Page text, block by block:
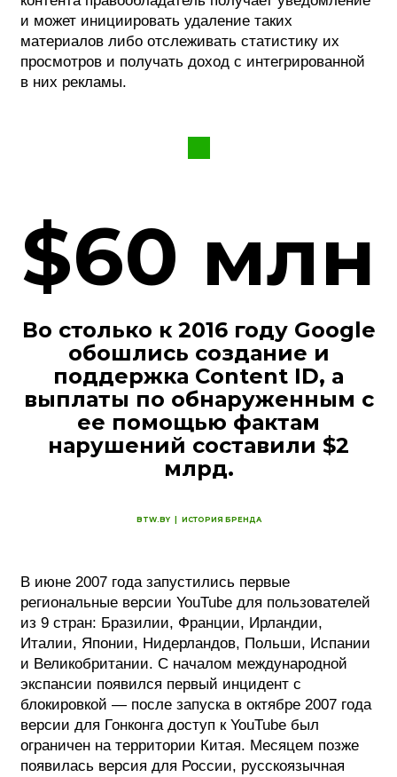
и может инициировать удаление таких
материалов либо отслеживать статистику их
просмотров и получать доход с интегрированной
в них рекламы.
$60 млн
Во столько к 2016 году Google
обошлись создание и
поддержка Content ID, а
выплаты по обнаруженным с
ее помощью фактам
нарушений составили $2
млрд.
BTW.BY ИСТОРИЯ БРЕНДА
В июне 2007 года запустились первые
региональные версии YouTube для пользователей
из 9 стран: Бразилии, Франции, Ирландии,
Италии, Японии, Нидерландов, Польши, Испании
и Великобритании. С началом международной
экспансии появился первый инцидент с
блокировкой — после запуска в октябре 2007 года
версии для Гонконга доступ к YouTube был
ограничен на территории Китая. Месяцем позже
появилась версия для России, русскоязычная